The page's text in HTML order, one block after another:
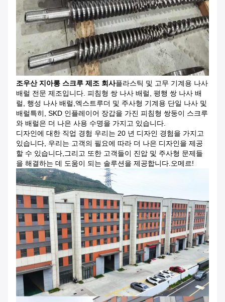
조우산 지아롱 스크루 제조 회사플라스틱 및 고무 기계용 나사
배럴 전문 제조입니다. 피침형 쌍 나사 배럴, 평행 쌍 나사 배
럴, 행성 나사 배럴,엑스트루더 및 주사형 기계용 단일 나사 및
배럴특히, SKD 인플레이어 장갑을 가진 피침형 쌍둥이 스크루
와 배럴은 더 나은 사용 수명을 가지고 있습니다.
디자인에 대한 직업 경험 우리는 20 년 디자인 경험을 가지고
있습니다, 우리는 고객의 필요에 따라 더 나은 디자인을 제공
할 수 있습니다,그리고 또한 고객들이 진압 및 주사형 문제들
을 해결하는 데 도움이 되는 솔루션을 제공합니다.오메르!